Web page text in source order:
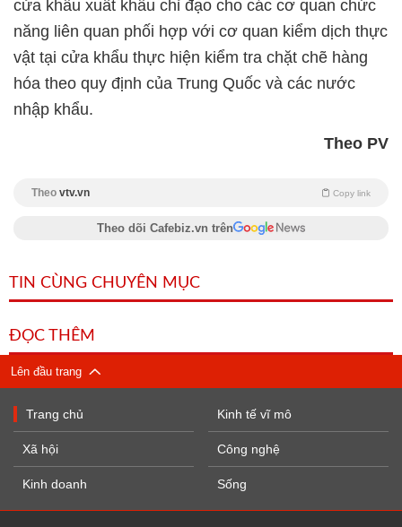
cửa khẩu xuất khẩu chỉ đạo cho các cơ quan chức
năng liên quan phối hợp với cơ quan kiểm dịch thực
vật tại cửa khẩu thực hiện kiểm tra chặt chẽ hàng
hóa theo quy định của Trung Quốc và các nước
nhập khẩu.
Theo PV
Theo vtv.vn Copy link
Theo dõi Cafebiz.vn trên
TIN CÙNG CHUYÊN MỤC
ĐỌC THÊM
Lên đầu trang
Trang chủ
Xã hội
Kinh doanh
Kinh tế vĩ mô
Công nghệ
Sống